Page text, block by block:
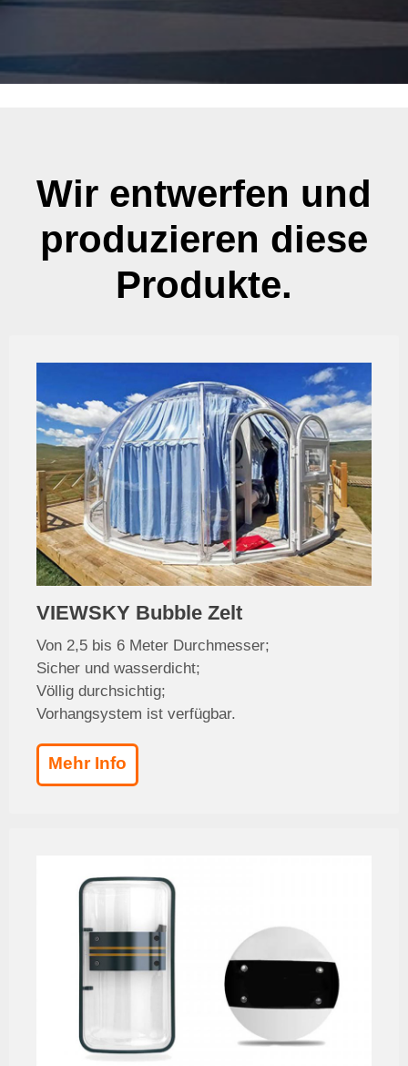
Wir entwerfen und
produzieren diese
Produkte.
VIEWSKY Bubble Zelt
Von 2,5 bis 6 Meter Durchmesser;
Sicher und wasserdicht;
Völlig durchsichtig;
Vorhangsystem ist verfügbar.
Mehr Info